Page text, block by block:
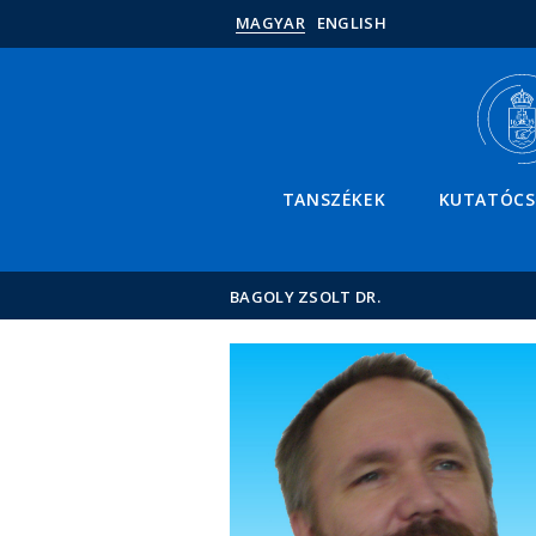
MAGYAR ENGLISH
TANSZÉKEK
BAGOLY ZSOLT DR.